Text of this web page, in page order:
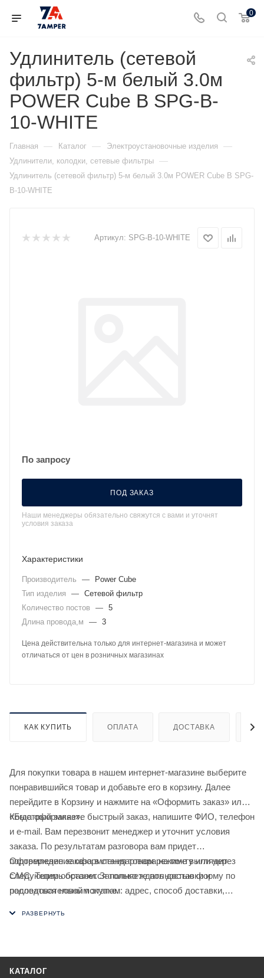
0
Удлинитель (сетевой
фильтр) 5-м белый 3.0м
POWER Cube B SPG-B-
10-WHITE
Главная — Каталог — Электроустановочные изделия —
Удлинители, колодки, сетевые фильтры —
Удлинитель (сетевой фильтр) 5-м белый 3.0м POWER Cube B SPG-
B-10-WHITE
Артикул: SPG-B-10-WHITE
По запросу
ПОД ЗАКАЗ
Наши менеджеры обязательно свяжутся с вами и уточнят
условия заказа
Характеристики
Производитель —
Power Cube
Тип изделия
— Сетевой фильтр
Количество постов
— 5
Длина провода,м
— 3
Цена действительна только для интернет-магазина и может
отличаться от цен в розничных магазинах
КАК КУПИТЬ ОПЛАТА ДОСТАВКА
Для покупки товара в нашем интернет-магазине выберите
понравившийся товар и добавьте его в корзину. Далее
перейдите в Корзину и нажмите на «Оформить заказ» или
«Быстрый заказ».
Когда оформляете быстрый заказ, напишите ФИО, телефон
и e-mail. Вам перезвонит менеджер и уточнит условия
заказа. По результатам разговора вам придет
подтверждение оформления товара на почту или через
СМС. Теперь останется только ждать доставки и
радоваться новой покупке.
Оформление заказа в стандартном режиме выглядит
следующим образом. Заполняете полностью форму по
последовательным этапам: адрес, способ доставки,
КАТАЛОГ